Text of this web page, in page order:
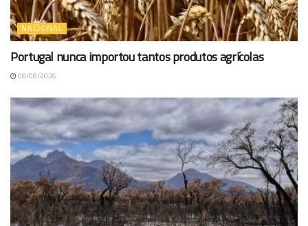
NACIONAL
Portugal nunca importou tantos produtos agrícolas
08/08/2026